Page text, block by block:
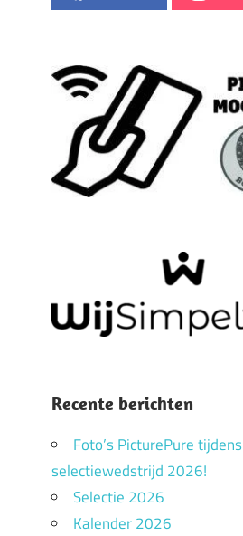
Recente berichten
Foto’s PicturePure tijdens
selectiewedstrijd 2026!
Selectie 2026
Kalender 2026